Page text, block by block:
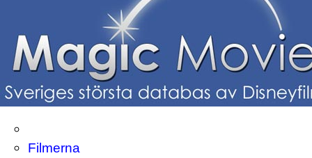
Filmerna